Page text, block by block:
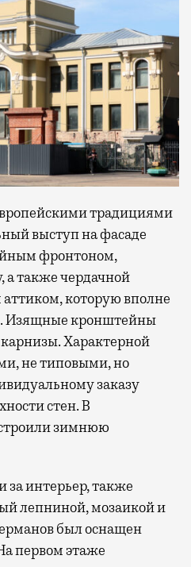
традициями
выступ на фасаде
фронтоном,
также чердачной
которую вполне
Изящные кронштейны
Характерной
не типовыми, но
заказу
стен. В
зимнюю
за интерьер, также
лепниной, мозаикой и
был оснащен
первом этаже